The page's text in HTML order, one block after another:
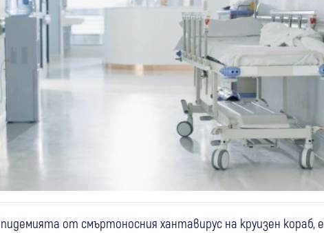
от смъртоносния хантавирус на круизен кораб, е